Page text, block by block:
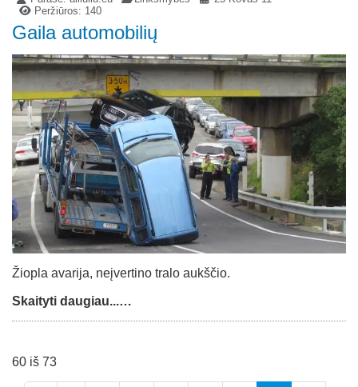
Peržiūros: 140
Gaila automobilių
Žiopla avarija, neįvertino tralo aukščio.
Skaityti daugiau...…
60 iš 73